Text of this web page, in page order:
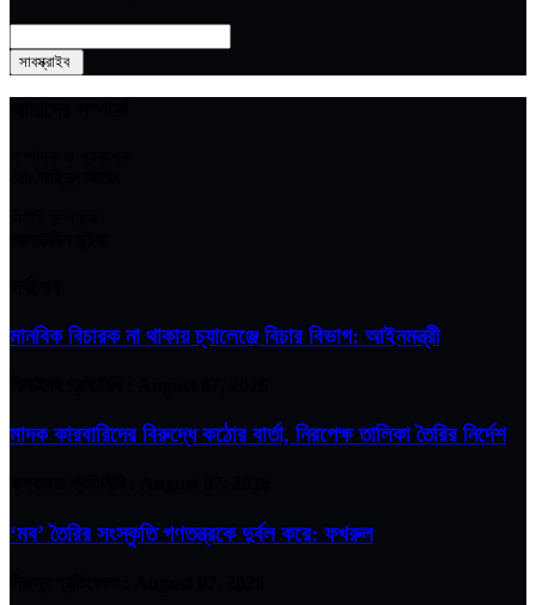
মানবিক বিচারক না থাকায় চ্যালেঞ্জে বিচার বিভাগ: আইনমন্ত্রী
মাদক কারবারিদের বিরুদ্ধে কঠোর বার্তা, নিরপেক্ষ তালিকা তৈরির নির্দেশ
‘মব’ তৈরির সংস্কৃতি গণতন্ত্রকে দুর্বল করে: ফখরুল